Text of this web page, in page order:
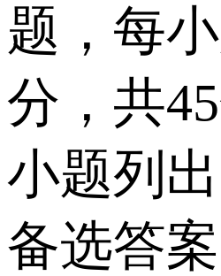
题，每
分，共
小题列
备选答